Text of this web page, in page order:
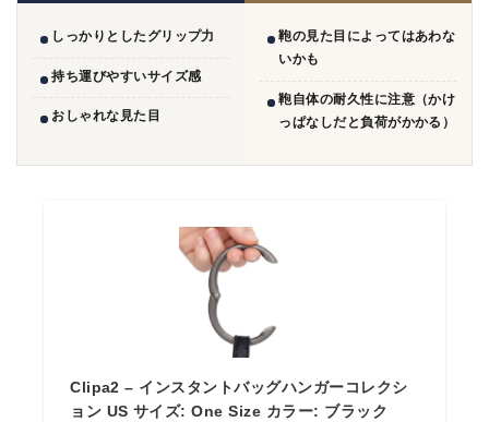
しっかりとしたグリップ力
持ち運びやすいサイズ感
おしゃれな見た目
鞄の見た目によってはあわな
いかも
鞄自体の耐久性に注意（かけ
っぱなしだと負荷がかかる）
Clipa2 – インスタントバッグハンガーコレクシ
ョン US サイズ: One Size カラー: ブラック